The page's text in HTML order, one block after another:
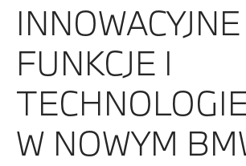
INNOWACYJNE
FUNKCJE I
W NOWYM